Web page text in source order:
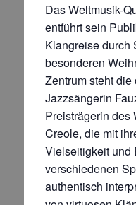
Das Weltmusik-
entführt sein
Klangreise durch
besonderen
Zentrum steht
Jazzsängerin
Preisträgerin des
Creole, die mit
Vielseitigkeit und
verschiedenen
authentisch